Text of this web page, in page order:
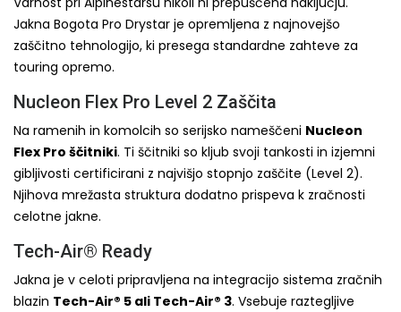
Jakna Bogota Pro Drystar je opremljena z najnovejšo
zaščitno tehnologijo, ki presega standardne zahteve za
touring opremo.
Nucleon Flex Pro Level 2 Zaščita
Na ramenih in komolcih so serijsko nameščeni Nucleon
Flex Pro ščitniki. Ti ščitniki so kljub svoji tankosti in izjemni
gibljivosti certificirani z najvišjo stopnjo zaščite (Level 2).
Njihova mrežasta struktura dodatno prispeva k zračnosti
celotne jakne.
Tech-Air® Ready
Jakna je v celoti pripravljena na integracijo sistema zračnih
blazin Tech-Air® 5 ali Tech-Air® 3. Vsebuje raztegljive